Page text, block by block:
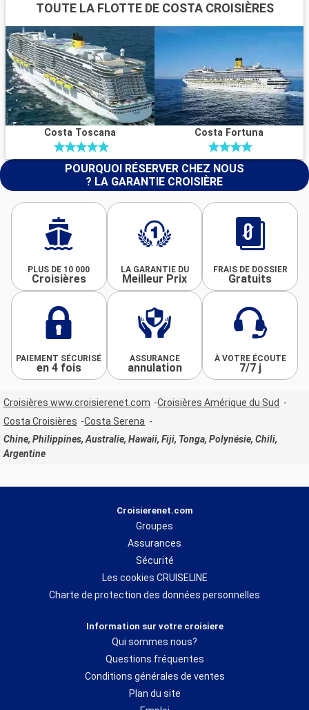
TOUTE LA FLOTTE DE COSTA CROISIÈRES
Costa Toscana Costa Fortuna
POURQUOI RÉSERVER CHEZ NOUS
? LA GARANTIE CROISIÈRE
PLUS DE 10 000
Croisières
LA GARANTIE DU
Meilleur Prix
FRAIS DE DOSSIER
Gratuits
PAIEMENT SÉCURISÉ
en 4 fois
ASSURANCE
annulation
À VOTRE ÉCOUTE
7/7 j
Croisières www.croisierenet.com
Croisières Amérique du Sud
Costa Croisières
Costa Serena
Chine, Philippines, Australie, Hawaii, Fiji, Tonga, Polynésie, Chili,
Argentine
Croisierenet.com
Groupes
Assurances
Sécurité
Les cookies CRUISELINE
Charte de protection des données personnelles
Information sur votre croisiere
Qui sommes nous?
Questions fréquentes
Conditions générales de ventes
Plan du site